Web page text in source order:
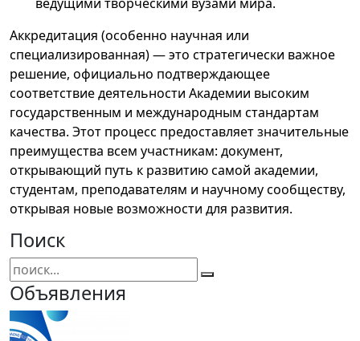
Аккредитация (особенно научная или
специализированная) — это стратегически важное
решение, официально подтверждающее
соответствие деятельности Академии высоким
государственным и международным стандартам
качества. Этот процесс предоставляет значительные
преимущества всем участникам: документ,
открывающий путь к развитию самой академии,
студентам, преподавателям и научному сообществу,
открывая новые возможности для развития.
Поиск
Объявления